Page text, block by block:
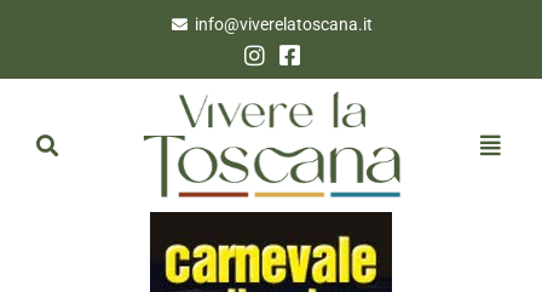
info@viverelatoscana.it